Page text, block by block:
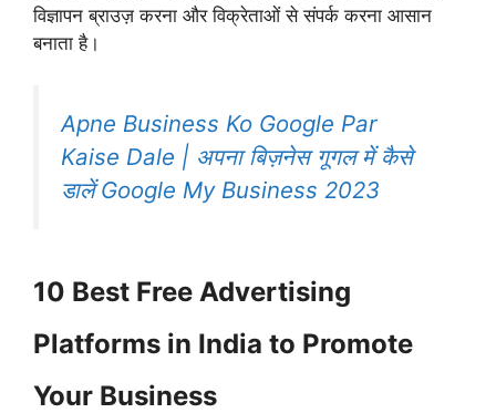
विज्ञापन ब्राउज़ करना और विक्रेताओं से संपर्क करना आसान
बनाता है।
Apne Business Ko Google Par
Kaise Dale | अपना बिज़नेस गूगल में कैसे
डालें Google My Business 2023
10 Best Free Advertising
Platforms in India to Promote
Your Business